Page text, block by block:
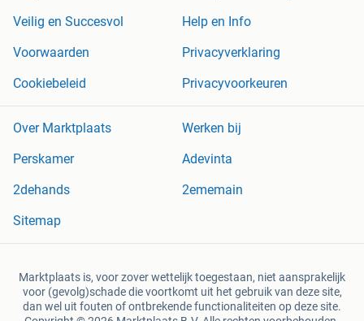
Veilig en Succesvol
Help en Info
Voorwaarden
Privacyverklaring
Cookiebeleid
Privacyvoorkeuren
Over Marktplaats
Werken bij
Perskamer
Adevinta
2dehands
2ememain
Sitemap
Marktplaats is, voor zover wettelijk toegestaan, niet aansprakelijk
voor (gevolg)schade die voortkomt uit het gebruik van deze site,
dan wel uit fouten of ontbrekende functionaliteiten op deze site.